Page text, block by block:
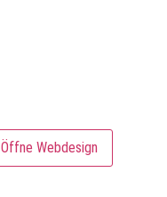
Öffne Webdesign